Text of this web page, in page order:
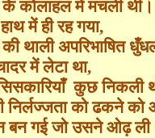
के कोलाहल में मचली थी।
में ही रह गया,
थाली अपरिभाषित
में लेटा था,
कुछ निकली
निर्लज्जता को ढकने
बन गई जो उसने ओढ़ ली